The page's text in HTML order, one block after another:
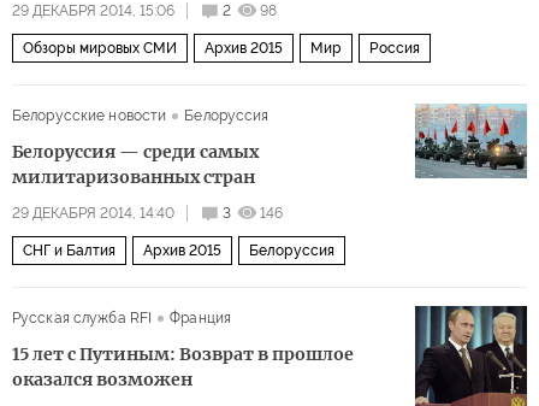
29 ДЕКАБРЯ 2014, 15:06 2 98
Обзоры мировых СМИ Архив 2015 Мир Россия
Белорусские новости Белоруссия
Белоруссия — среди самых
милитаризованных стран
29 ДЕКАБРЯ 2014, 14:40 3 146
СНГ и Балтия Архив 2015 Белоруссия
Русская служба RFI Франция
15 лет с Путиным: Возврат в прошлое
оказался возможен